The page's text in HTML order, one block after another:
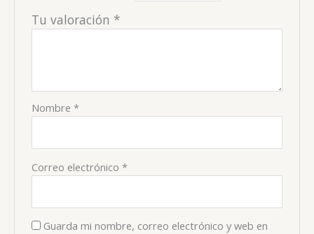
Tu valoración *
Nombre*
Correo electrónico*
Guarda mi nombre, correo electrónico y web en